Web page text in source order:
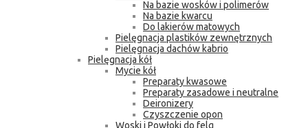
Na bazie wosków i polimerów
Na bazie kwarcu
Do lakierów matowych
Pielęgnacja plastików zewnętrznych
Pielęgnacja dachów kabrio
Pielęgnacja kół
Mycie kół
Preparaty kwasowe
Preparaty zasadowe i neutralne
Deironizery
Czyszczenie opon
Woski i Powłoki do felg